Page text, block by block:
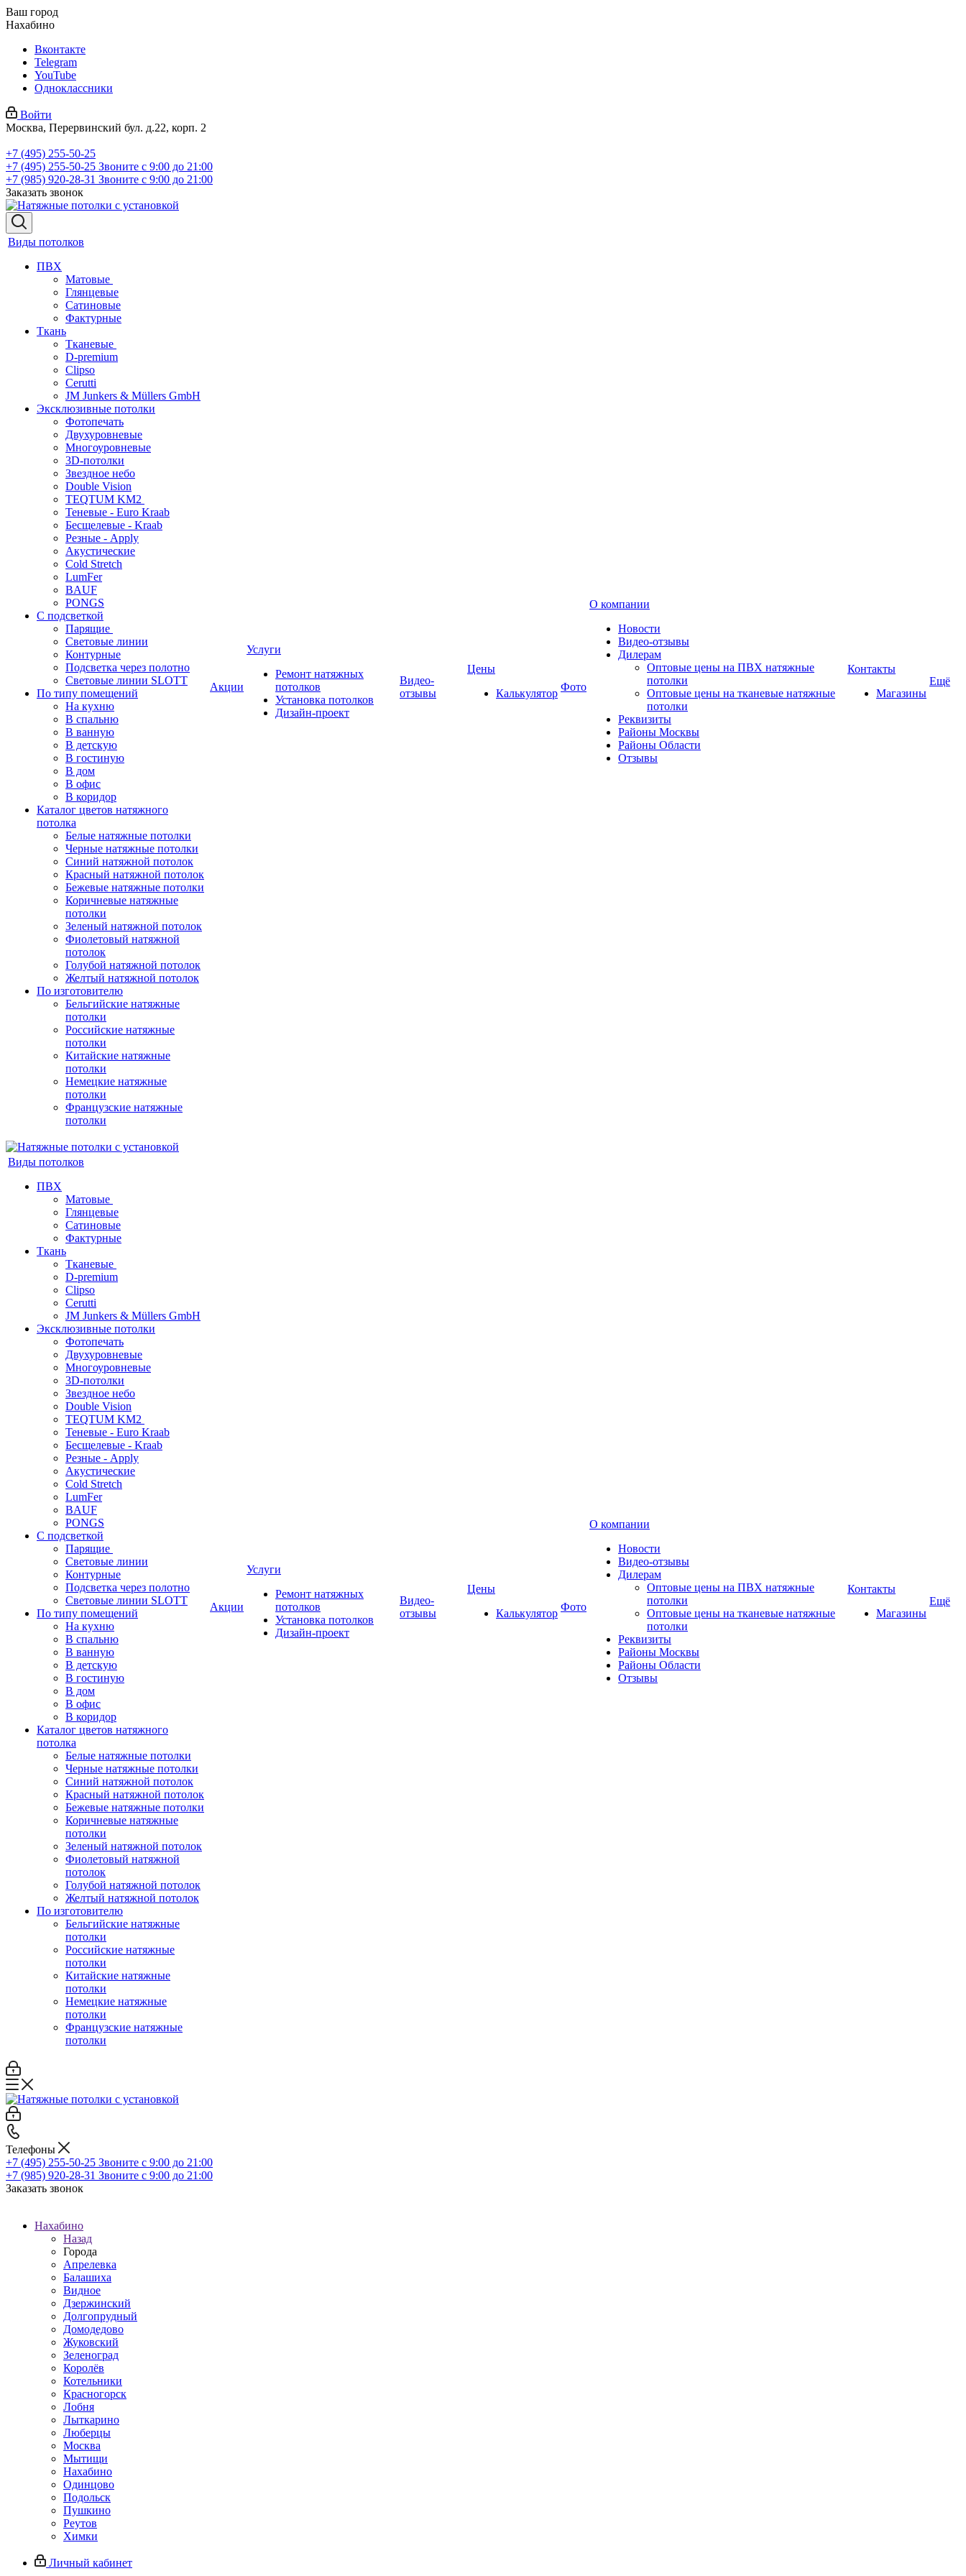
Ваш город
Нахабино
Вконтакте
Telegram
YouTube
Одноклассники
Войти
Москва, Перервинский бул. д.22, корп. 2
+7 (495) 255-50-25
+7 (495) 255-50-25 Звоните с 9:00 до 21:00
+7 (985) 920-28-31 Звоните с 9:00 до 21:00
Заказать звонок
Виды потолков
ПВХ
Матовые
Глянцевые
Сатиновые
Фактурные
Ткань
Тканевые
D-premium
Clipso
Cerutti
JM Junkers & Müllers GmbH
Эксклюзивные потолки
Фотопечать
Двухуровневые
Многоуровневые
3D-потолки
Звездное небо
Double Vision
TEQTUM KM2
Теневые - Euro Kraab
Бесщелевые - Kraab
Резные - Apply
Акустические
Cold Stretch
LumFer
BAUF
PONGS
С подсветкой
Парящие
Световые линии
Контурные
Подсветка через полотно
Световые линии SLOTT
По типу помещений
На кухню
В спальню
В ванную
В детскую
В гостиную
В дом
В офис
В коридор
Каталог цветов натяжного
потолка
Белые натяжные потолки
Черные натяжные потолки
Синий натяжной потолок
Красный натяжной потолок
Бежевые натяжные потолки
Коричневые натяжные
потолки
Зеленый натяжной потолок
Фиолетовый натяжной
потолок
Голубой натяжной потолок
Желтый натяжной потолок
По изготовителю
Бельгийские натяжные
потолки
Российские натяжные
потолки
Китайские натяжные
потолки
Немецкие натяжные
потолки
Французские натяжные
потолки
Акции
Услуги
Ремонт натяжных
потолков
Установка потолков
Дизайн-проект
Видео-
отзывы
Цены
Калькулятор
Фото
О компании
Новости
Видео-отзывы
Дилерам
Оптовые цены на ПВХ натяжные
потолки
Оптовые цены на тканевые натяжные
потолки
Реквизиты
Районы Москвы
Районы Области
Отзывы
Контакты
Магазины
Ещё
Виды потолков
ПВХ
Матовые
Глянцевые
Сатиновые
Фактурные
Ткань
Тканевые
D-premium
Clipso
Cerutti
JM Junkers & Müllers GmbH
Эксклюзивные потолки
Фотопечать
Двухуровневые
Многоуровневые
3D-потолки
Звездное небо
Double Vision
TEQTUM KM2
Теневые - Euro Kraab
Бесщелевые - Kraab
Резные - Apply
Акустические
Cold Stretch
LumFer
BAUF
PONGS
С подсветкой
Парящие
Световые линии
Контурные
Подсветка через полотно
Световые линии SLOTT
По типу помещений
На кухню
В спальню
В ванную
В детскую
В гостиную
В дом
В офис
В коридор
Каталог цветов натяжного
потолка
Белые натяжные потолки
Черные натяжные потолки
Синий натяжной потолок
Красный натяжной потолок
Бежевые натяжные потолки
Коричневые натяжные
потолки
Зеленый натяжной потолок
Фиолетовый натяжной
потолок
Голубой натяжной потолок
Желтый натяжной потолок
По изготовителю
Бельгийские натяжные
потолки
Российские натяжные
потолки
Китайские натяжные
потолки
Немецкие натяжные
потолки
Французские натяжные
потолки
Акции
Услуги
Ремонт натяжных
потолков
Установка потолков
Дизайн-проект
Видео-
отзывы
Цены
Калькулятор
Фото
О компании
Новости
Видео-отзывы
Дилерам
Оптовые цены на ПВХ натяжные
потолки
Оптовые цены на тканевые натяжные
потолки
Реквизиты
Районы Москвы
Районы Области
Отзывы
Контакты
Магазины
Ещё
Телефоны
+7 (495) 255-50-25 Звоните с 9:00 до 21:00
+7 (985) 920-28-31 Звоните с 9:00 до 21:00
Заказать звонок
Нахабино
Назад
Города
Апрелевка
Балашиха
Видное
Дзержинский
Долгопрудный
Домодедово
Жуковский
Зеленоград
Королёв
Котельники
Красногорск
Лобня
Лыткарино
Люберцы
Москва
Мытищи
Нахабино
Одинцово
Подольск
Пушкино
Реутов
Химки
Личный кабинет